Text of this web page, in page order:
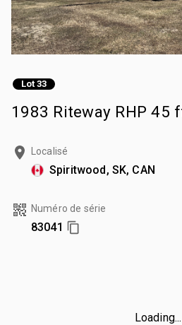
Lot 33
1983 Riteway RHP 45
Localisé
Spiritwood, SK, CAN
Numéro de série
83041
Loading...